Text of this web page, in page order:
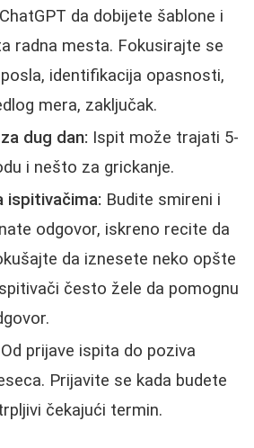
da dobijete šablone i
radna mesta. Fokusirajte se
identifikacija opasnosti,
mera, zaključak.
dug dan: Ispit može trajati 5-
i nešto za grickanje.
ispitivačima: Budite smireni i
odgovor, iskreno recite da
da iznesete neko opšte
često žele da pomognu
Od prijave ispita do poziva
Prijavite se kada budete
čekajući termin.